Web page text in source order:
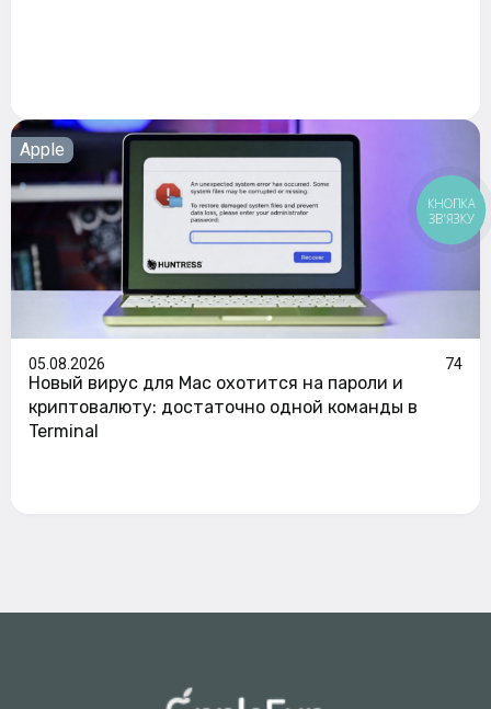
Apple
05.08.2026 74
Новый вирус для Mac охотится на пароли и
криптовалюту: достаточно одной команды в
Terminal
КНОПКА
ЗВ'ЯЗКУ